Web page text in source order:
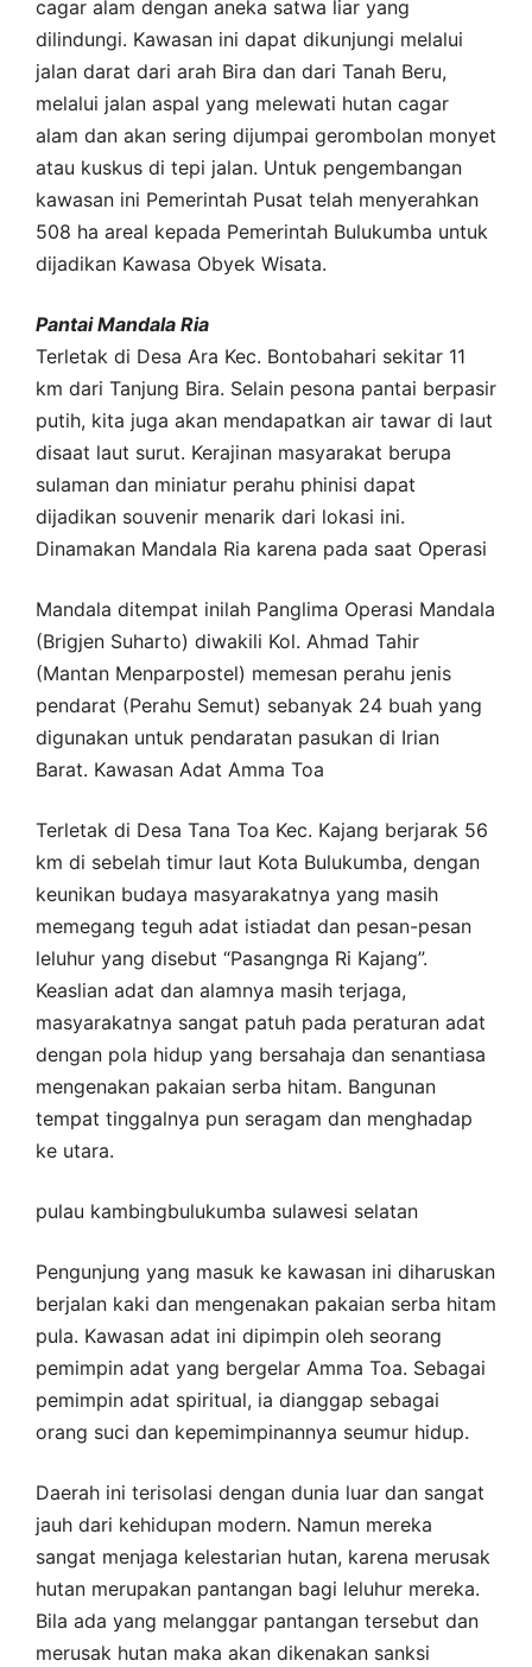
cagar alam dengan aneka satwa liar yang
dilindungi. Kawasan ini dapat dikunjungi melalui
jalan darat dari arah Bira dan dari Tanah Beru,
melalui jalan aspal yang melewati hutan cagar
alam dan akan sering dijumpai gerombolan monyet
atau kuskus di tepi jalan. Untuk pengembangan
kawasan ini Pemerintah Pusat telah menyerahkan
508 ha areal kepada Pemerintah Bulukumba untuk
dijadikan Kawasa Obyek Wisata.
Pantai Mandala Ria
Terletak di Desa Ara Kec. Bontobahari sekitar 11
km dari Tanjung Bira. Selain pesona pantai berpasir
putih, kita juga akan mendapatkan air tawar di laut
disaat laut surut. Kerajinan masyarakat berupa
sulaman dan miniatur perahu phinisi dapat
dijadikan souvenir menarik dari lokasi ini.
Dinamakan Mandala Ria karena pada saat Operasi
Mandala ditempat inilah Panglima Operasi Mandala
(Brigjen Suharto) diwakili Kol. Ahmad Tahir
(Mantan Menparpostel) memesan perahu jenis
pendarat (Perahu Semut) sebanyak 24 buah yang
digunakan untuk pendaratan pasukan di Irian
Barat. Kawasan Adat Amma Toa
Terletak di Desa Tana Toa Kec. Kajang berjarak 56
km di sebelah timur laut Kota Bulukumba, dengan
keunikan budaya masyarakatnya yang masih
memegang teguh adat istiadat dan pesan-pesan
leluhur yang disebut “Pasangnga Ri Kajang”.
Keaslian adat dan alamnya masih terjaga,
masyarakatnya sangat patuh pada peraturan adat
dengan pola hidup yang bersahaja dan senantiasa
mengenakan pakaian serba hitam. Bangunan
tempat tinggalnya pun seragam dan menghadap
ke utara.
pulau kambingbulukumba sulawesi selatan
Pengunjung yang masuk ke kawasan ini diharuskan
berjalan kaki dan mengenakan pakaian serba hitam
pula. Kawasan adat ini dipimpin oleh seorang
pemimpin adat yang bergelar Amma Toa. Sebagai
pemimpin adat spiritual, ia dianggap sebagai
orang suci dan kepemimpinannya seumur hidup.
Daerah ini terisolasi dengan dunia luar dan sangat
jauh dari kehidupan modern. Namun mereka
sangat menjaga kelestarian hutan, karena merusak
hutan merupakan pantangan bagi leluhur mereka.
Bila ada yang melanggar pantangan tersebut dan
merusak hutan maka akan dikenakan sanksi